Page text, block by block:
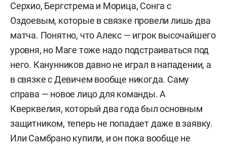
Серхио, Бергстрема и Морица, Сонга с
Оздоевым, которые в связке провели лишь два
матча. Понятно, что Алекс — игрок высочайшего
уровня, но Маге тоже надо подстраиваться под
него. Канунников давно не играл в нападении, а
в связке с Девичем вообще никогда. Саму
справа — новое лицо для команды. А
Кверквелия, который два года был основным
защитником, теперь не попадает даже в заявку.
Или Самбрано купили, и он пока вообще не